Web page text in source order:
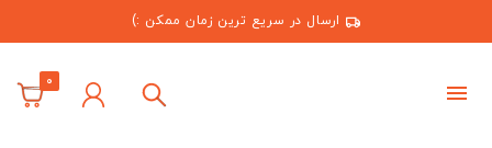
ارسال در سریع ترین زمان ممکن :)
0